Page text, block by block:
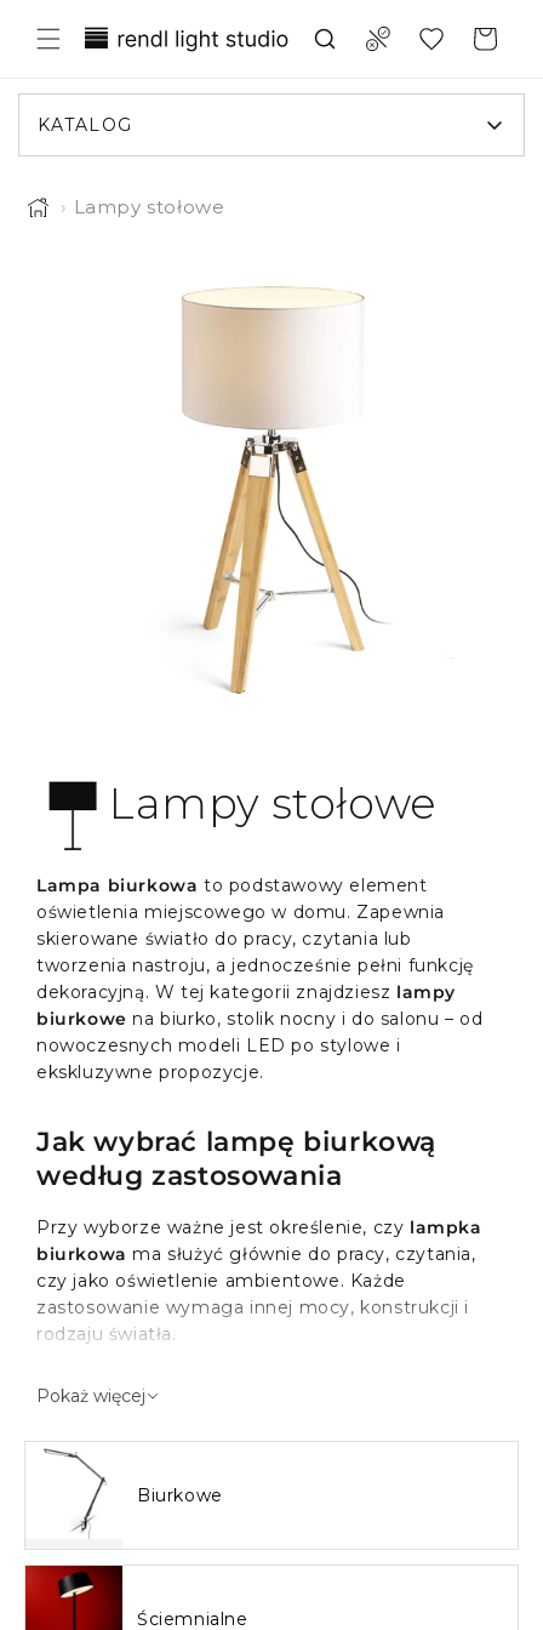
do
treści
Compare
Translation missing:
pl.general.wishlist.title
Koszyk
KATALOG
› Lampy stołowe
Lampy stołowe
Lampa biurkowa to podstawowy element
oświetlenia miejscowego w domu. Zapewnia
skierowane światło do pracy, czytania lub
tworzenia nastroju, a jednocześnie pełni funkcję
dekoracyjną. W tej kategorii znajdziesz lampy
biurkowe na biurko, stolik nocny i do salonu – od
nowoczesnych modeli LED po stylowe i
ekskluzywne propozycje.
Jak wybrać lampę biurkową
według zastosowania
Przy wyborze ważne jest określenie, czy lampka
biurkowa ma służyć głównie do pracy, czytania,
czy jako oświetlenie ambientowe. Każde
zastosowanie wymaga innej mocy, konstrukcji i
rodzaju światła.
możliwość regulacji i neutralna barwa światła.
Na stolik nocny– miękkie, rozproszone światło
w cieplejszej tonacji.
Do salonu– dekoracyjny charakter i przytulna
atmosfera.
Do pracy najlepsze będą modele z regulowanym
ramieniem i odpowiednią intensywnością światła,
natomiast do sypialni sprawdzi się delikatniejsza
Pokaż więcej
Biurkowe
Ściemnialne